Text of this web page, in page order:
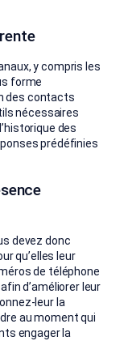
y compris les
forme
des contacts
nécessaires
des
prédéfinies
devez donc
qu’elles leur
de téléphone
d’améliorer leur
leur la
au moment qui
engager la